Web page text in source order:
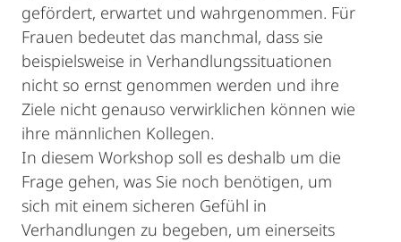
gefördert, erwartet und wahrgenommen. Für
Frauen bedeutet das manchmal, dass sie
beispielsweise in Verhandlungssituationen
nicht so ernst genommen werden und ihre
Ziele nicht genauso verwirklichen können wie
ihre männlichen Kollegen.
In diesem Workshop soll es deshalb um die
Frage gehen, was Sie noch benötigen, um
sich mit einem sicheren Gefühl in
Verhandlungen zu begeben, um einerseits